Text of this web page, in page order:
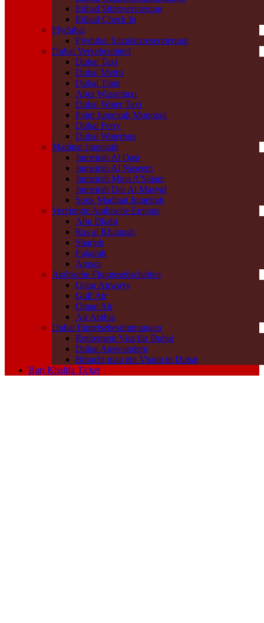
Etihad Sitzreservierung
Etihad Check In
Flydubai
Flydubai Sitzplatzreservierung
Dubai Verkehrsmittel
Dubai Taxi
Dubai Metro
Dubai Tram
Abra Wassertaxi
Dubai Water Taxi
Palm Jumeirah Monorail
Dubai Ferry
Dubai Waterbus
Madinat Jumeirah
Jumeirah Al Qasr
Jumeirah Al Naseem
Jumeirah Mina A’Salam
Jumeirah Dar Al Masyaf
Souk Madinat Jumeirah
Vereinigte Arabische Emirate
Abu Dhabi
Ras al Khaimah
Sharjah
Fujairah
Ajman
Arabische Fluggesellschaften
Qatar Airways
Gulf Air
Oman Air
Air Arabia
Dubai Einreisebestimmungen
Retirement Visa für Dubai
Dubai Auswandern
Braucht man ein Visum in Dubai
Burj Khalifa Ticket